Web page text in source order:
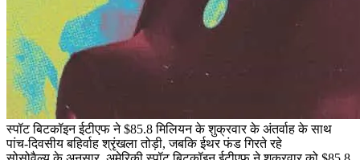
स्पॉट बिटकॉइन ईटीएफ ने $85.8 मिलियन के शुक्रवार के अंतर्वाह के साथ
पांच-दिवसीय बहिर्वाह श्रृंखला तोड़ी, जबकि ईथर फंड गिरते रहे